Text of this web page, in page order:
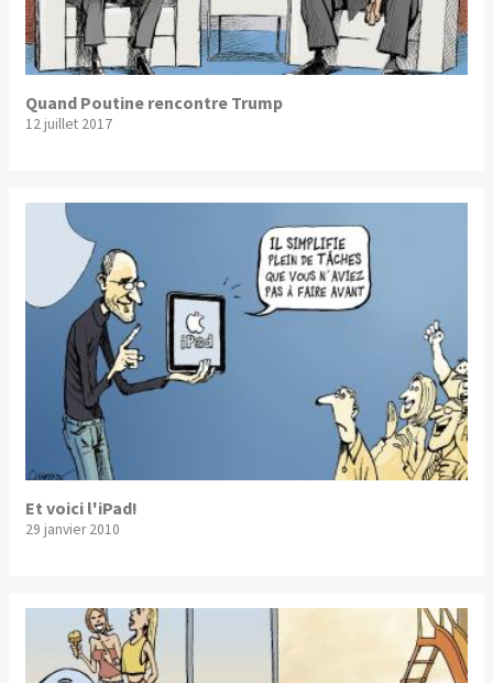
Quand Poutine rencontre Trump
12 juillet 2017
Et voici l'iPad!
29 janvier 2010